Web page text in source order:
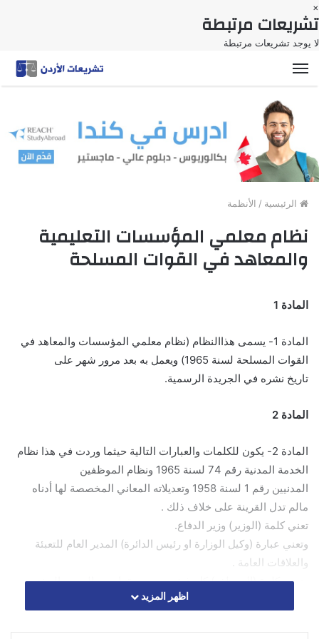
×
تشريعات مرتبطة
لا يوجد تشريعات مرتبطة
القائمة
الرئيسية / الأنظمة
نظام معلمي المؤسسات التعليمية
والمعاهد في القوات المسلحة
المادة 1
المادة 1- يسمى هذاالنظام (نظام معلمي المؤسسات والمعاهد في
القوات المسلحة لسنة 1965) ويعمل به بعد مرور شهر على
تاريخ نشره في الجريدة الرسمية.
المادة 2
المادة 2- يكون للكلمات والعبارات التالية حيثما وردت في هذا نظام
الخدمة المدنية رقم 74 لسنة 1965 ونظام الموظفين
المدنيين رقم 1 لسنة 1958 وتعديلاته المعاني المخصصة لها أدناه
مالم تدل القرينة على خلاف ذلك .
تعني كلمة (الوزير) وزير الدفاع.
وتعني عبارة (وكيل الوزارة او رئيس الدائرة) المدير العام للتعبئة
والعلاقات العامة .
وتعني كلمة (الموظف) كل شخص معين بقرار من المرجع المختص
في وظيفة مصنفة او غير مصنفة داخله في ملاك معلمي المؤسسات
اظهر المزيد